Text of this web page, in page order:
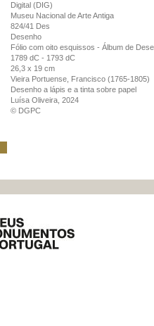
Digital (DIG)
Museu Nacional de Arte Antiga
824/41 Des
Desenho
Fólio com oito esquissos - Álbum de
1789 dC - 1793 dC
26,3 x 19 cm
Vieira Portuense, Francisco (1765-1805)
Desenho a lápis e a tinta sobre papel
Luísa Oliveira, 2024
© DGPC